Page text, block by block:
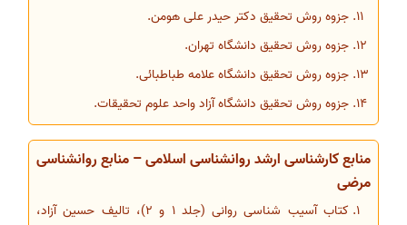
جزوه روش تحقیق دکتر حیدر علی هومن.
جزوه روش تحقیق دانشگاه تهران.
جزوه روش تحقیق دانشگاه علامه طباطبائی.
جزوه روش تحقیق دانشگاه آزاد واحد علوم تحقیقات.
منابع کارشناسی ارشد روانشناسی اسلامی – منابع روانشناسی
مرضی
کتاب آسیب شناسی روانی (جلد 1 و 2)، تالیف حسین آزاد،